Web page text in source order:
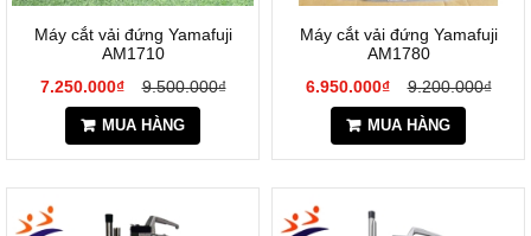
Máy cắt vải đứng Yamafuji
AM1710
7.250.000₫
9.500.000₫
MUA HÀNG
Máy cắt vải đứng Yamafuji
AM1780
6.950.000₫
9.200.000₫
MUA HÀNG